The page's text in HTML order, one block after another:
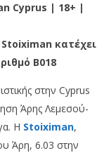
Cyprus | 18+ |
κατέχει
B018
στην Cyprus
Άρης Λεμεσού-
Η Stoiximan,
Άρη, 6.03 στην